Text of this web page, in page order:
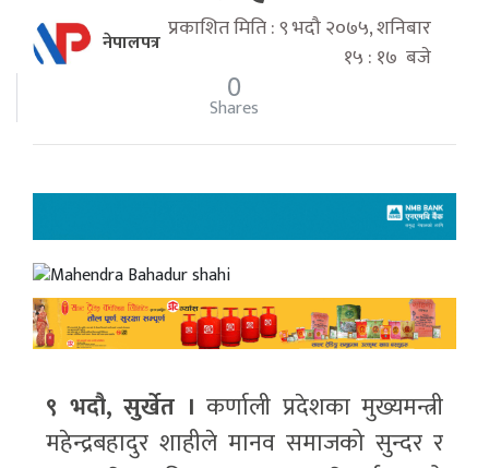
नेपालपत्र प्रकाशित मिति : ९ भदौ २०७५, शनिबार
१५ : १७ बजे
0
Shares
९ भदौ, सुर्खेत । कर्णाली प्रदेशका मुख्यमन्त्री
महेन्द्रबहादुर शाहीले मानव समाजको सुन्दर र